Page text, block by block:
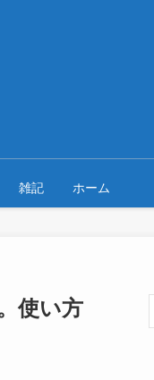
雑記 ホーム
使い方